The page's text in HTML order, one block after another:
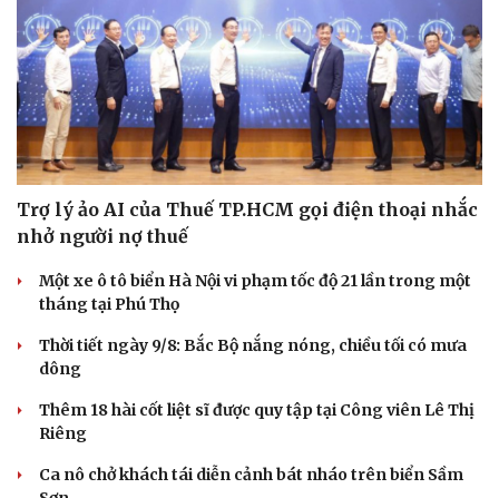
Thể thao
Bóng đá
Lịch thi đấu bóng đá
Thế giới thể thao
eSports
Ô tô - Xe máy
Tư vấn
Trợ lý ảo AI của Thuế TP.HCM gọi điện thoại nhắc
nhở người nợ thuế
Một xe ô tô biển Hà Nội vi phạm tốc độ 21 lần trong một
tháng tại Phú Thọ
Thời tiết ngày 9/8: Bắc Bộ nắng nóng, chiều tối có mưa
dông
Thêm 18 hài cốt liệt sĩ được quy tập tại Công viên Lê Thị
Riêng
Ca nô chở khách tái diễn cảnh bát nháo trên biển Sầm